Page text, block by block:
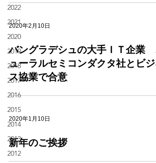
2022
2021
2020
2019
2018
2017
2016
2015
2014
2013
2012
2020年2月10日
バングラデシュの大手ＩＴ企業
ューラルセミコンダクタ社とビジ
ス協業で合意
2020年1月10日
新年のご挨拶